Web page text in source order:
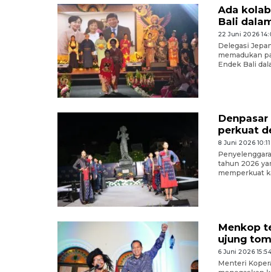
Ada
Bali
22 Juni 2026
Delegasi
memadukan
Endek Bali
perkuat
8 Juni 2026 10:11
tahun 2026
memperkuat
Menkop
ujung
6 Juni 2026
Menteri